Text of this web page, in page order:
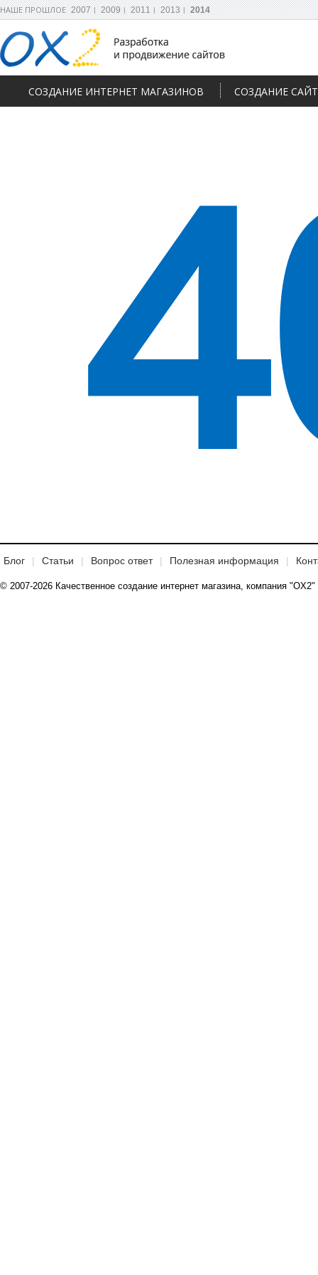
СОЗДАНИЕ ИНТЕРНЕТ МАГАЗИНОВ СОЗДАНИЕ
НАШЕ ПРОШЛОЕ 2007 2009 2011 2013 2014
Блог Статьи Вопрос ответ Полезная информация
© 2007-2026 Качественное создание интернет магазина, компания "OX2"